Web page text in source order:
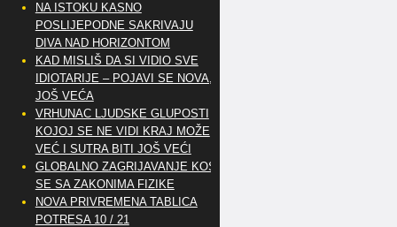
NA ISTOKU KASNO
POSLIJEPODNE SAKRIVAJU
DIVA NAD HORIZONTOM
KAD MISLIŠ DA SI VIDIO SVE
IDIOTARIJE – POJAVI SE NOVA,..
JOŠ VEĆA
VRHUNAC LJUDSKE GLUPOSTI
KOJOJ SE NE VIDI KRAJ MOŽE
VEĆ I SUTRA BITI JOŠ VEĆI
GLOBALNO ZAGRIJAVANJE KOSI
SE SA ZAKONIMA FIZIKE
NOVA PRIVREMENA TABLICA
POTRESA 10 / 21